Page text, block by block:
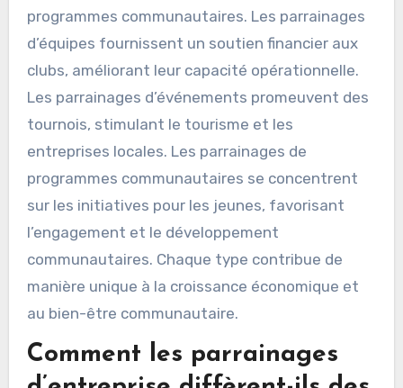
programmes communautaires. Les parrainages
d’équipes fournissent un soutien financier aux
clubs, améliorant leur capacité opérationnelle.
Les parrainages d’événements promeuvent des
tournois, stimulant le tourisme et les
entreprises locales. Les parrainages de
programmes communautaires se concentrent
sur les initiatives pour les jeunes, favorisant
l’engagement et le développement
communautaires. Chaque type contribue de
manière unique à la croissance économique et
au bien-être communautaire.
Comment les parrainages